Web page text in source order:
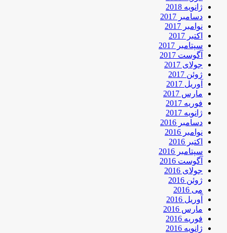
ژانویه 2018
دسامبر 2017
نوامبر 2017
اکتبر 2017
سپتامبر 2017
آگوست 2017
جولای 2017
ژوئن 2017
آوریل 2017
مارس 2017
فوریه 2017
ژانویه 2017
دسامبر 2016
نوامبر 2016
اکتبر 2016
سپتامبر 2016
آگوست 2016
جولای 2016
ژوئن 2016
می 2016
آوریل 2016
مارس 2016
فوریه 2016
ژانویه 2016